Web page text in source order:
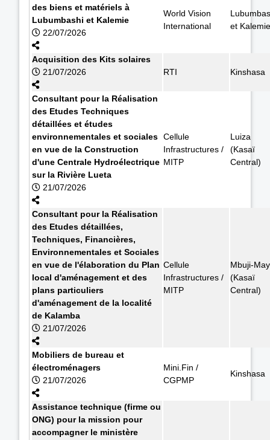
des biens et matériels à
Lubumbashi et Kalemie
22/07/2026
World Vision
International
et Kalemie
Acquisition des Kits solaires
21/07/2026
RTI Kinshasa
Consultant pour la Réalisation
des Etudes Techniques
détaillées et études
environnementales et sociales
en vue de la Construction
d'une Centrale Hydroélectrique
sur la Rivière Lueta
21/07/2026
Cellule
Infrastructures /
MITP
Luiza
(Kasaï
Central)
Consultant pour la Réalisation
des Etudes détaillées,
Techniques, Financières,
Environnementales et Sociales
en vue de l'élaboration du Plan
local d'aménagement et des
plans particuliers
d'aménagement de la localité
de Kalamba
21/07/2026
Cellule
Infrastructures /
MITP
Mbuji-
(Kasaï
Central)
Mobiliers de bureau et
électroménagers
21/07/2026
Mini.Fin /
CGPMP
Kinshasa
Assistance technique (firme ou
ONG) pour la mission pour
accompagner le ministère